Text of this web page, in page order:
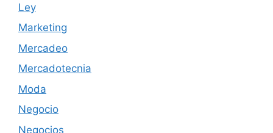
Ley
Marketing
Mercadeo
Mercadotecnia
Moda
Negocio
Negocios